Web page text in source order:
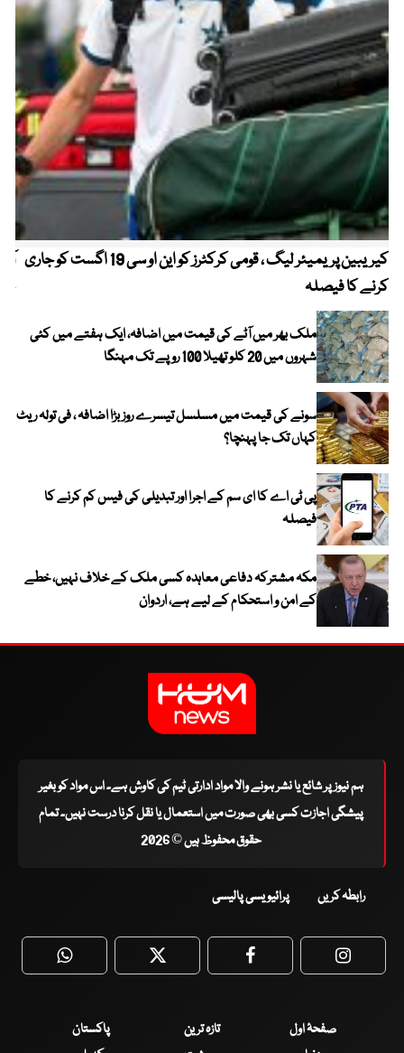
کیریبین پریمیئر لیگ ، قومی کرکٹرز کو این او سی 19 اگست کو جاری
کرنے کا فیصلہ
ملک بھر میں آٹے کی قیمت میں اضافہ، ایک ہفتے میں کئی
شہروں میں 20 کلو تھیلا 100 روپے تک مہنگا
سونے کی قیمت میں مسلسل تیسرے روز بڑا اضافہ ، فی تولہ ریٹ
کہاں تک جا پہنچا؟
پی ٹی اے کا ای سم کے اجرا اور تبدیلی کی فیس کم کرنے کا
فیصلہ
مکہ مشترکہ دفاعی معاہدہ کسی ملک کے خلاف نہیں، خطے
کے امن و استحکام کے لیے ہے، اردوان
ہم نیوز پر شائع یا نشر ہونے والا مواد ادارتی ٹیم کی کاوش ہے۔ اس مواد کو بغیر
پیشگی اجازت کسی بھی صورت میں استعمال یا نقل کرنا درست نہیں۔ تمام
حقوق محفوظ ہیں © 2026
رابطہ کریں پرائیویسی پالیسی
WhatsApp Twitter Facebook
صفحۂ اول تازہ ترین
پاکستان